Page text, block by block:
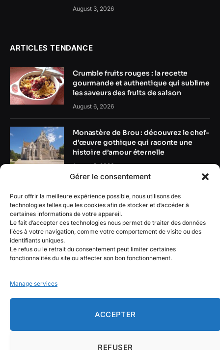
Gérer le consentement
Pour offrir la meilleure expérience possible, nous utilisons des
technologies telles que les cookies afin de stocker et d’accéder à
certaines informations de votre appareil.
Le fait d’accepter ces technologies nous permet de traiter des données
liées à votre navigation, comme votre comportement de visite ou des
identifiants uniques.
Le refus ou le retrait du consentement peut limiter certaines
fonctionnalités du site ou affecter son bon fonctionnement.
Manage services
ACCEPTER
REFUSER
August 3, 2026
ARTICLES TENDANCE
Crumble fruits rouges : la recette
gourmande et authentique qui sublime
les saveurs des fruits de saison
August 6, 2026
Monastère de Brou : découvrez le chef-
d’œuvre gothique qui raconte une
histoire d’amour éternelle
August 5, 2026
Revue de batteries solaires :
caractéristiques clés à vérifier avant
l’achat
August 4, 2026